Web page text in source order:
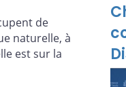
de
naturelle, à
est sur la